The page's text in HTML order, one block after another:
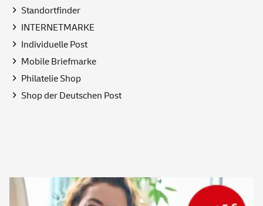
Standortfinder
INTERNETMARKE
Individuelle Post
Mobile Briefmarke
PhilatelieShop
Shopder Deutschen Post